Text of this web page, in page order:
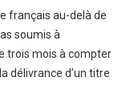
français au-delà de
soumis à
trois mois à compter
délivrance d’un titre